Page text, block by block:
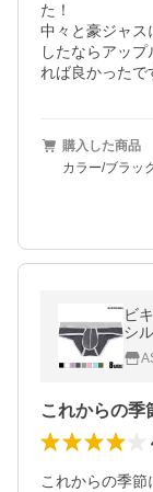
た！
中々と豪ジャス
したならアッ
れば良かったで
購入した商品
カラー/ブラッ
ビ
シ
ム
ト
これからの季